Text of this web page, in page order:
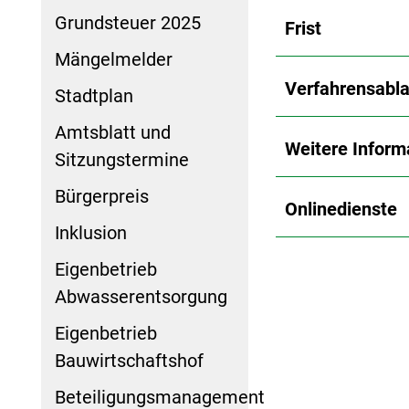
Grundsteuer 2025
Mängelmelder
Stadtplan
Amtsblatt und
Sitzungstermine
Bürgerpreis
Inklusion
Eigenbetrieb
Abwasserentsorgung
Eigenbetrieb
Bauwirtschaftshof
Beteiligungsmanagement
Frist
Weitere
Onlinedienste